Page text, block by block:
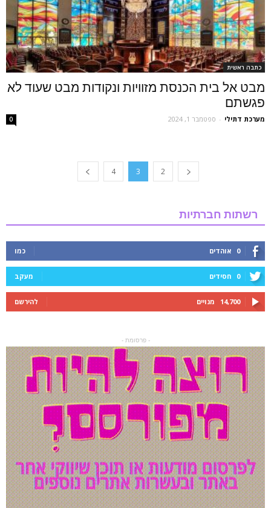
כתבה ראשית
מבט אל בית הכנסת מזוויות ונקודות מבט שעוד לא
פגשתם
מערכת דתילי - ספטמבר 1, 2024 0
2
3
4
רשתות חברתיות
0 אוהדים כמו
0 חסידים מעקב
14,700 מנויים להירשם
- פרסומת -